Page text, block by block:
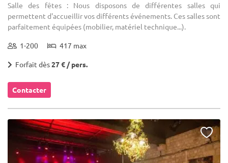
Salle des fêtes : Nous disposons de différentes salles qui
permettent d'accueillir vos différents événements. Ces salles sont
parfaitement équipées (mobilier, matériel technique...).
1-200 417 max
Forfait dès27 € / pers.
Contacter